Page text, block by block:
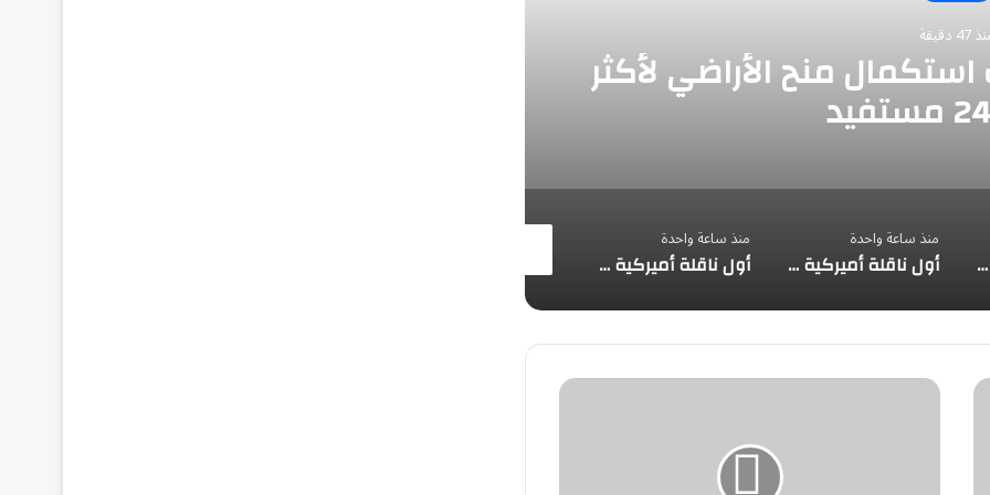
دقيقة
منح الأراضي لأكثر
أول ناقلة أميركية تربط الرياض بلا توقف منذ عقود.. «دلتا» تثبّت 23 أكتوبر موعداً لخط أتلانتا
منذ ساعة واحدة
أول ناقلة أميركية تربط الرياض بلا توقف منذ عقود.. «دلتا» تثبّت 23 أكتوبر موعداً لخط أتلانتا
منذ ساعة واحدة
أول ناقلة أميركية تربط الرياض بلا توقف منذ عقود.. «دلتا» تثبّت 23 أكتوبر موعداً لخط أتلانتا
ليفربول